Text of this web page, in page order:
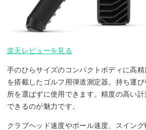
楽天レビューを見る
手のひらサイズのコンパクトボディに高
を搭載したゴルフ用弾道測定器。持ち運
所を選ばずに使用できます。精度の高い
できるのが魅力です。
クラブヘッド速度やボール速度、スイン